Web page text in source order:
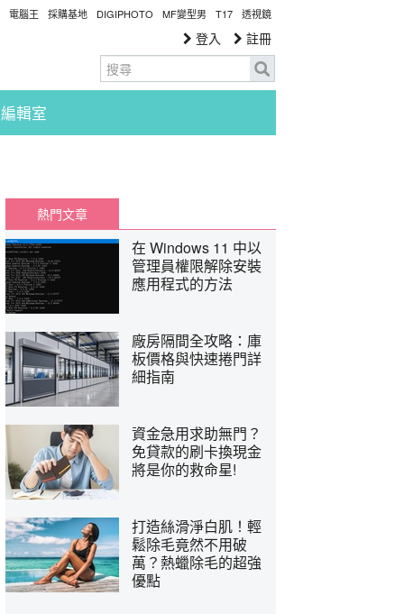
電腦王 採購基地 DIGIPHOTO MF變型男 T17 透視鏡
登入 註冊
編輯室
熱門文章
在 Windows 11 中以
管理員權限解除安裝
應用程式的方法
廠房隔間全攻略：庫
板價格與快速捲門詳
細指南
資金急用求助無門？
免貸款的刷卡換現金
將是你的救命星!
打造絲滑淨白肌！輕
鬆除毛竟然不用破
萬？熱蠟除毛的超強
優點